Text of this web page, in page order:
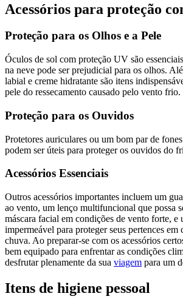
Acessórios para proteção
Proteção para os Olhos e a Pele
Óculos de sol com proteção UV são
na neve pode ser prejudicial para os olhos.
labial e creme hidratante são itens
pele do ressecamento causado pelo vento frio.
Proteção para os Ouvidos
Protetores auriculares ou um bom par de
podem ser úteis para proteger os ouvidos do
Acessórios Essenciais
Outros acessórios importantes incluem um
ao vento, um lenço multifuncional que possa
máscara facial em condições de vento forte, e
impermeável para proteger seus pertences em
chuva. Ao preparar-se com os acessórios
bem equipado para enfrentar as condições
desfrutar plenamente da sua viagem para um
Itens de higiene pessoal